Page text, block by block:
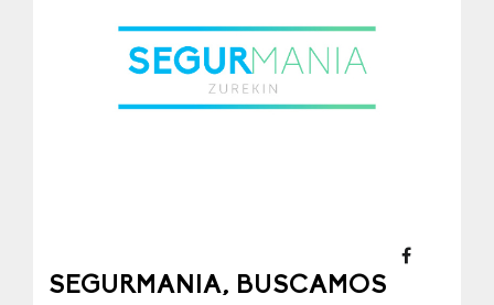
SEGURMANIA, BUSCAMOS